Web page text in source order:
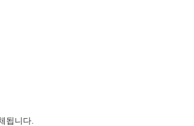
됩니다.